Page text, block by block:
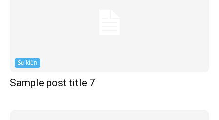
Sự kiện
Sample post title 7